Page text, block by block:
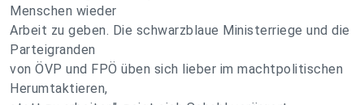
Menschen wieder
Arbeit zu geben. Die schwarzblaue Ministerriege und die
Parteigranden
von ÖVP und FPÖ üben sich lieber im machtpolitischen
Herumtaktieren,